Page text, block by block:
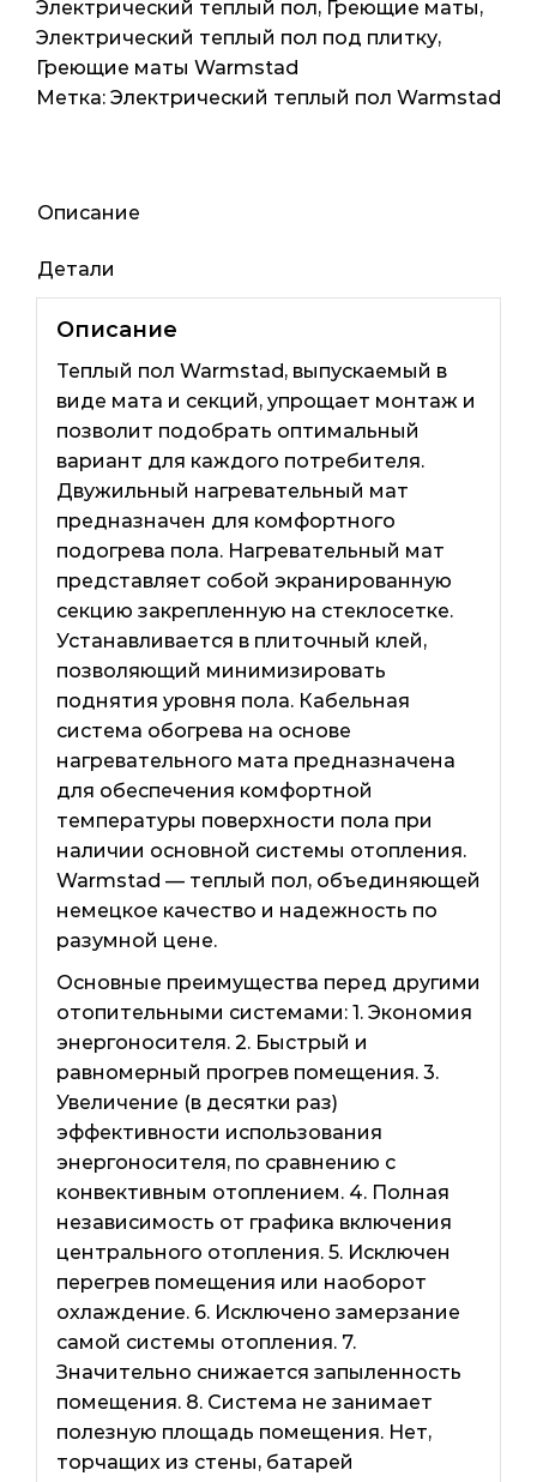
в
комплекте
6м2
Электрический теплый пол, Греющие маты,
Электрический теплый пол под плитку,
Греющие маты Warmstad
Метка: Электрический теплый пол Warmstad
Описание
Детали
Описание
Теплый пол Warmstad, выпускаемый в
виде мата и секций, упрощает монтаж и
позволит подобрать оптимальный
вариант для каждого потребителя.
Двужильный нагревательный мат
предназначен для комфортного
подогрева пола. Нагревательный мат
представляет собой экранированную
секцию закрепленную на стеклосетке.
Устанавливается в плиточный клей,
позволяющий минимизировать
поднятия уровня пола. Кабельная
система обогрева на основе
нагревательного мата предназначена
для обеспечения комфортной
температуры поверхности пола при
наличии основной системы отопления.
Warmstad — теплый пол, объединяющей
немецкое качество и надежность по
разумной цене.
Основные преимущества перед другими
отопительными системами: 1. Экономия
энергоносителя. 2. Быстрый и
равномерный прогрев помещения. 3.
Увеличение (в десятки раз)
эффективности использования
энергоносителя, по сравнению с
конвективным отоплением. 4. Полная
независимость от графика включения
центрального отопления. 5. Исключен
перегрев помещения или наоборот
охлаждение. 6. Исключено замерзание
самой системы отопления. 7.
Значительно снижается запыленность
помещения. 8. Система не занимает
полезную площадь помещения. Нет,
торчащих из стены, батарей